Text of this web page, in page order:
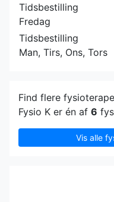
Tidsbestilling
Fredag
Tidsbestilling
Man, Tirs, Ons, Tors
Find flere
Fysio K er én af 6
Vis alle